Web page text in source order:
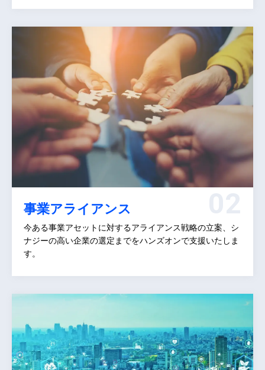
事業アライアンス
今ある事業アセットに対するアライアンス戦略の立案、シ
ナジーの高い企業の選定までをハンズオンで支援いたしま
す。